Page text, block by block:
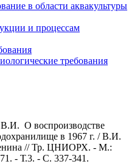
в области аквакультуры
и процессам
требования
О воспроизводстве
в 1967 г. / В.И.
// Тр. ЦНИОРХ. - М.:
- Т.3. - С. 337-341.